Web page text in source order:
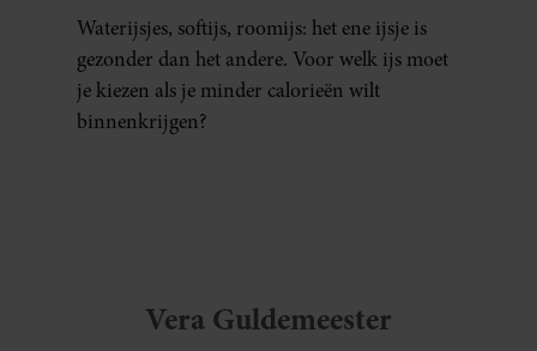
Waterijsjes, softijs, roomijs: het ene ijsje is
gezonder dan het andere. Voor welk ijs moet
je kiezen als je minder calorieën wilt
binnenkrijgen?
Vera Guldemeester